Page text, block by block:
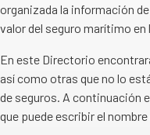
organizada la información
valor del seguro marítimo en
En este Directorio
así como otras que no lo
de seguros. A continuación
que puede escribir el